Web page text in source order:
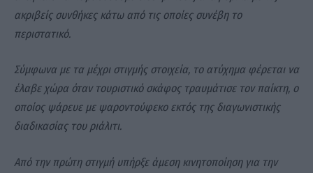
ακριβείς συνθήκες κάτω από τις οποίες συνέβη το
περιστατικό.
Σύμφωνα με τα μέχρι στιγμής στοιχεία, το ατύχημα φέρεται να
έλαβε χώρα όταν τουριστικό σκάφος τραυμάτισε τον παίκτη, ο
οποίος ψάρευε με ψαροντούφεκο εκτός της διαγωνιστικής
διαδικασίας του ριάλιτι.
Από την πρώτη στιγμή υπήρξε άμεση κινητοποίηση για την